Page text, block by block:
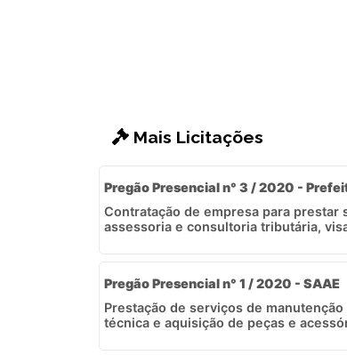
Mais Licitações
Pregão Presencial n° 3 / 2020 -
Contratação de empresa para prestar
assessoria e consultoria tributária,
Pregão Presencial n° 1 / 2020 - SAAE
Prestação de serviços de
técnica e aquisição de peças e